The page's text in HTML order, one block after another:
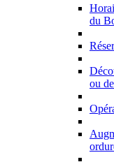
du
ou